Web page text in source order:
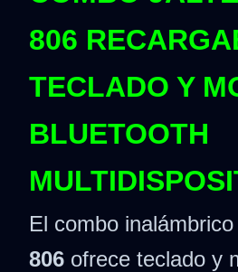
806
TECLADO Y
BLUETOOTH
El combo inalámbrico
806 ofrece teclado y